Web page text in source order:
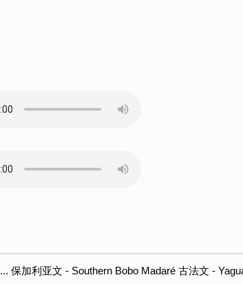
... 保加利亚文 - Southern Bobo Madaré 古法文 -